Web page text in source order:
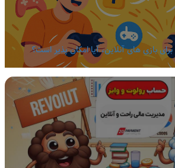
بازی های آنلاین، آیا امکان پذیر است؟